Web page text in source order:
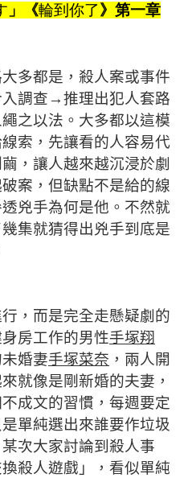
」《輪到你了 》第一章
多都是，殺人案或事件
調查→推理出犯人套路
之以法。大多都以這模
索，先讓看的人容易代
，讓人越來越沉浸於劇
案，但缺點不是給的線
兇手為何是他。不然就
集就猜得出兇手到底是
，而是完全走懸疑劇的
房工作的男性手塚翔
婚妻手塚菜奈 ，兩人開
就像是剛新婚的夫妻，
成文的習慣，每週要定
單純選出來誰要作垃圾
次大家討論到殺人事
殺人遊戲」，看似單純